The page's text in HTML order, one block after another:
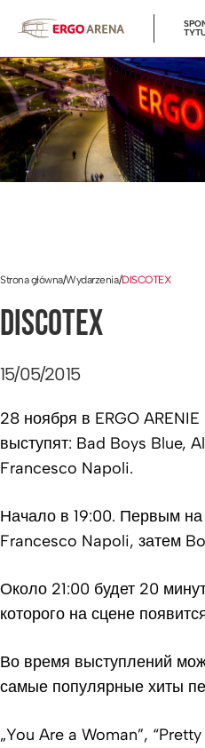
Strona główna/Wydarzenia/DISCOTEX
DISCOTEX
15/05/2015
28 ноября в ERGO
выступят: Bad Boys Blue,
Francesco Napoli.
Начало в 19:00. Первым на
Francesco Napoli, затем
Около 21:00 будет 20
которого на сцене
Во время выступлений
самые популярные хиты
„You Are a Woman”,